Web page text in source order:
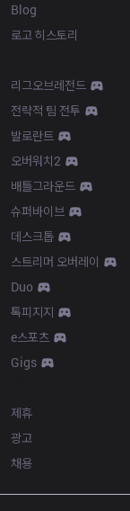
Blog
로고 히스토리
리그오브레전드
전략적 팀 전투
발로란트
오버워치2
배틀그라운드
슈퍼바이브
데스크톱
스트리머 오버레이
Duo
톡피지지
e스포츠
Gigs
제휴
광고
채용